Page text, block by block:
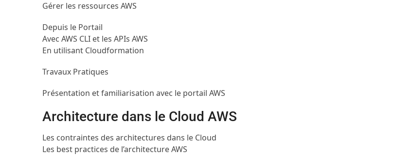
Gérer les ressources AWS
Depuis le Portail
Avec AWS CLI et les APIs AWS
En utilisant Cloudformation
Travaux Pratiques
Présentation et familiarisation avec le portail AWS
Architecture dans le Cloud AWS
Les contraintes des architectures dans le Cloud
Les best practices de l’architecture AWS